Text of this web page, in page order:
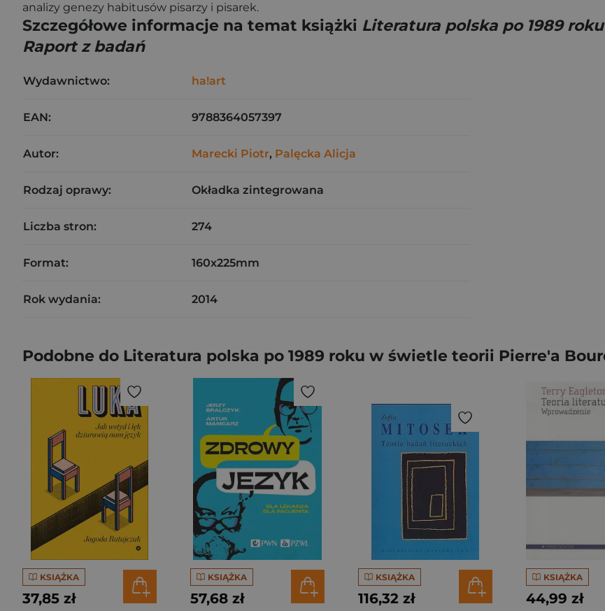
analizy genezy habitusów pisarzy i pisarek.
Szczegółowe informacje na temat książki Literatura polska po 1989
Raport z badań
Wydawnictwo: ha!art
EAN: 9788364057397
Autor: Marecki Piotr, Palęcka Alicja
Rodzaj oprawy: Okładka zintegrowana
Liczba stron: 274
Format: 160x225mm
Rok wydania: 2014
Podobne do Literatura polska po 1989 roku w świetle teorii Pierre'a
KSIĄŻKA
37,85 zł
KSIĄŻKA
57,68 zł
KSIĄŻKA
116,32 zł
KSIĄŻKA
44,99 zł